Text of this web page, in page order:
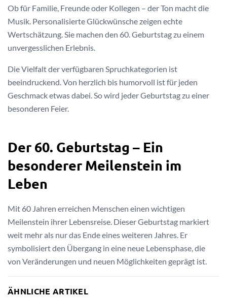
Ob für Familie, Freunde oder Kollegen – der Ton macht die
Musik. Personalisierte Glückwünsche zeigen echte
Wertschätzung. Sie machen den 60. Geburtstag zu einem
unvergesslichen Erlebnis.
Die Vielfalt der verfügbaren Spruchkategorien ist
beeindruckend. Von herzlich bis humorvoll ist für jeden
Geschmack etwas dabei. So wird jeder Geburtstag zu einer
besonderen Feier.
Der 60. Geburtstag – Ein
besonderer Meilenstein im
Leben
Mit 60 Jahren erreichen Menschen einen wichtigen
Meilenstein ihrer Lebensreise. Dieser Geburtstag markiert
weit mehr als nur das Ende eines weiteren Jahres. Er
symbolisiert den Übergang in eine neue Lebensphase, die
von Veränderungen und neuen Möglichkeiten geprägt ist.
ÄHNLICHE ARTIKEL